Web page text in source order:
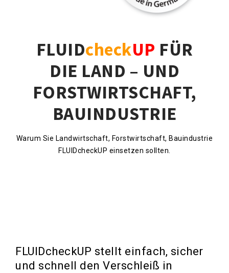
FLUIDcheckUP FÜR
DIE LAND – UND
FORSTWIRTSCHAFT,
BAUINDUSTRIE
Warum Sie Landwirtschaft, Forstwirtschaft, Bauindustrie
FLUIDcheckUP einsetzen sollten.
FLUIDcheckUP stellt einfach, sicher
und schnell den Verschleiß in